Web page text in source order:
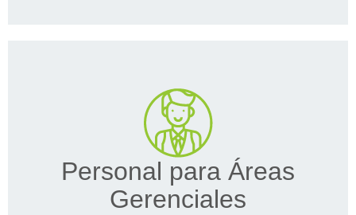
Personal para Áreas
Gerenciales